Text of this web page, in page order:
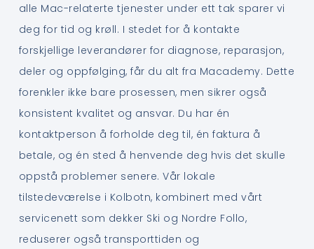
alle Mac-relaterte tjenester under ett tak sparer vi
deg for tid og krøll. I stedet for å kontakte
forskjellige leverandører for diagnose, reparasjon,
deler og oppfølging, får du alt fra Macademy. Dette
forenkler ikke bare prosessen, men sikrer også
konsistent kvalitet og ansvar. Du har én
kontaktperson å forholde deg til, én faktura å
betale, og én sted å henvende deg hvis det skulle
oppstå problemer senere. Vår lokale
tilstedeværelse i Kolbotn, kombinert med vårt
servicenett som dekker Ski og Nordre Follo,
reduserer også transporttiden og